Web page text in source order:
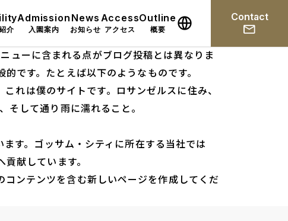
介
Admission
入園案内
News
お知らせ
Access
アクセス
Outline
概要
Contact
ューに含まれる点がブログ投稿とは異なりま
です。たとえば以下のようなものです。
れは僕のサイトです。ロサンゼルスに住み、
そして通り雨に濡れること。
す。ゴッサム・シティに所在する当社では
献しています。
コンテンツを含む新しいページを作成してくだ